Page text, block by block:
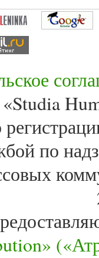
по